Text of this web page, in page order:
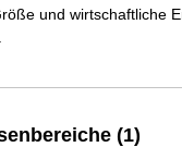
und wirtschaftliche
(1)